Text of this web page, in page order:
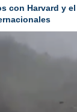
con Harvard y